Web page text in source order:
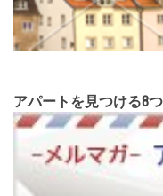
アパートを見つける8